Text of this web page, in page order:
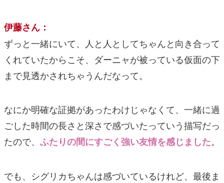
伊藤さん：
ずっと一緒にいて、人と人としてちゃんと向き合って
くれていたからこそ、ダーニャが被っている仮面の下
まで見透かされちゃうんだなって。
なにか明確な証拠があったわけじゃなくて、一緒に過
ごした時間の長さと深さで感づいたっていう描写だっ
たので、 ふたりの間にすごく強い友情を感じました。
でも、シグリカちゃんは感づいているけれど、最後ま